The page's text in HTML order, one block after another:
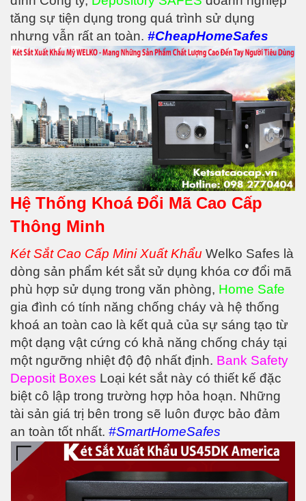
tăng sự tiện dụng trong quá trình sử dụng
nhưng vẫn rất an toàn. #CheapHomeSafes
Hệ Thống Khoá Đổi Mã Cao Cấp
Thông Minh
Két Sắt Cao Cấp Mini Xuất Khẩu Welko Safes là
dòng sản phẩm két sắt sử dụng khóa cơ đổi mã
phù hợp sử dụng trong văn phòng, Home Safe
gia đình có tính năng chống cháy và hệ thống
khoá an toàn cao là kết quả của sự sáng tạo từ
một dạng vật cứng có khả năng chống cháy tại
một ngưỡng nhiệt độ độ nhất định. Bank Safety
Deposit Boxes Loại két sắt này có thiết kế đặc
biệt cô lập trong trường hợp hỏa hoạn. Những
tài sản giá trị bên trong sẽ luôn được bảo đảm
an toàn tốt nhất. #SmartHomeSafes